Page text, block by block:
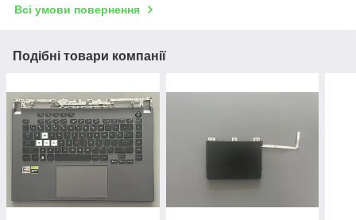
Всі умови повернення
Подібні товари компанії